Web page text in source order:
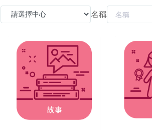
名稱